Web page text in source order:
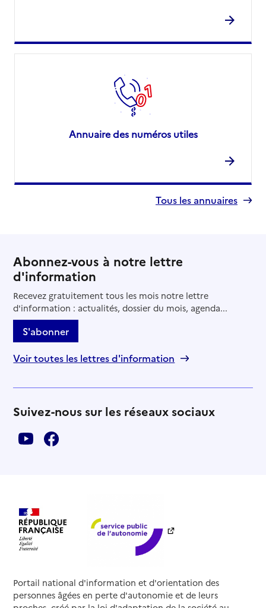
Annuaire des numéros utiles
Tous les annuaires
Abonnez-vous à notre lettre
d'information
Recevez gratuitement tous les mois notre lettre
d'information : actualités, dossier du mois, agenda...
S'abonner
Voir toutes les lettres d'information
Suivez-nous sur les réseaux sociaux
Portail national d'information et d'orientation des
personnes âgées en perte d'autonomie et de leurs